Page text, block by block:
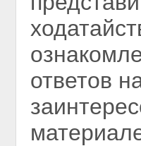
ответов